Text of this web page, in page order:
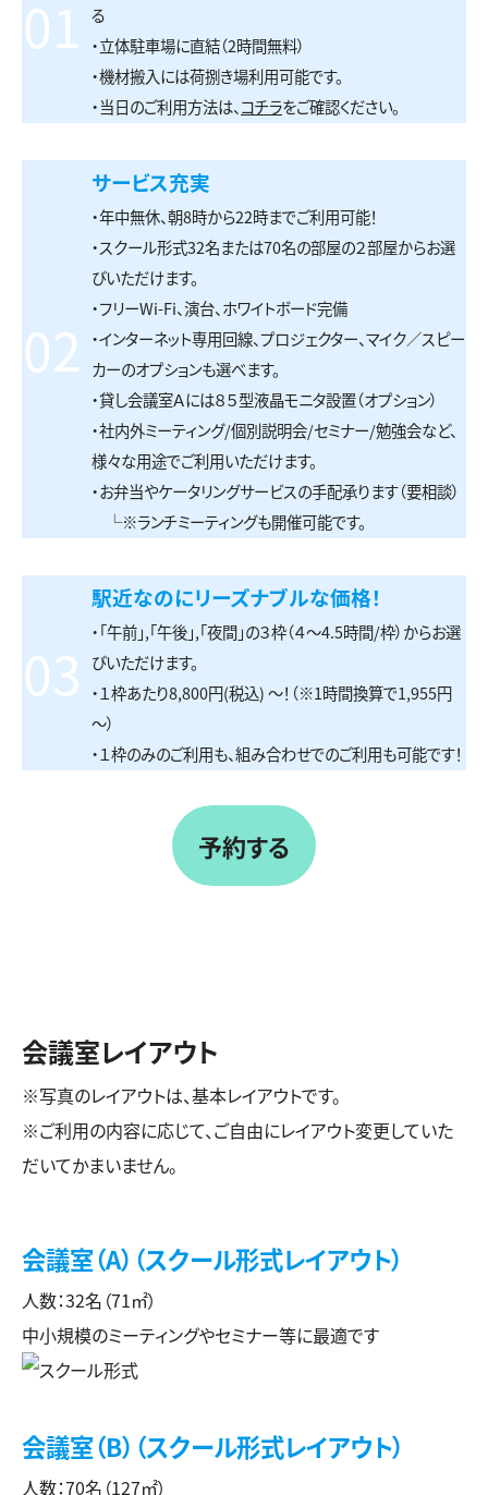
01
る
・立体駐車場に直結（2時間無料）
・機材搬入には荷捌き場利用可能です。
・当日のご利用方法は、コチラをご確認ください。
02
サービス充実
・年中無休、朝8時から22時までご利用可能！
・スクール形式32名または70名の部屋の２部屋からお選
びいただけます。
・フリーWi-Fi、演台、ホワイトボード完備
・インターネット専用回線、プロジェクター、マイク／スピー
カーのオプションも選べます。
・貸し会議室Ａには８５型液晶モニタ設置（オプション）
・社内外ミーティング/個別説明会/セミナー/勉強会など、
様々な用途でご利用いただけます。
・お弁当やケータリングサービスの手配承ります（要相談）
└※ランチミーティングも開催可能です。
03
駅近なのにリーズナブルな価格！
・「午前」,「午後」,「夜間」の３枠（４～4.5時間/枠）からお選
びいただけます。
・１枠あたり8,800円(税込) ～！（※1時間換算で1,955円
～）
・１枠のみのご利用も、組み合わせでのご利用も可能です！
予約する
会議室レイアウト
※写真のレイアウトは、基本レイアウトです。
※ご利用の内容に応じて、ご自由にレイアウト変更していた
だいてかまいません。
会議室（A）（スクール形式レイアウト）
人数：32名（71㎡）
中小規模のミーティングやセミナー等に最適です
会議室（B）（スクール形式レイアウト）
人数：70名（127㎡）